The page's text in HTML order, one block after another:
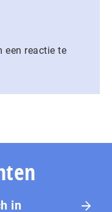
een reactie te
in